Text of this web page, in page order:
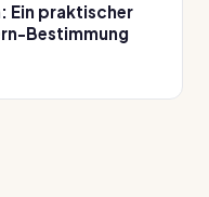
Ein praktischer
Bestimmung